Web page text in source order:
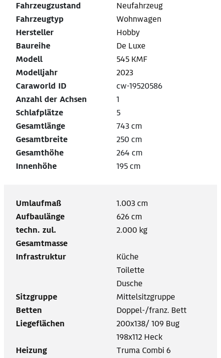
Fahrzeugzustand
Neufahrzeug
Fahrzeugtyp
Wohnwagen
Hersteller
Hobby
Baureihe
De Luxe
Modell
545 KMF
Modelljahr
2023
Caraworld ID
cw-19520586
Anzahl der Achsen
1
Schlafplätze
5
Gesamtlänge
743 cm
Gesamtbreite
250 cm
Gesamthöhe
264 cm
Innenhöhe
195 cm
Umlaufmaß
1.003 cm
Aufbaulänge
626 cm
techn. zul.
Gesamtmasse
2.000 kg
Infrastruktur
Küche
Toilette
Dusche
Sitzgruppe
Mittelsitzgruppe
Betten
Doppel-/franz. Bett
Liegeflächen
200x138/ 109 Bug
198x112 Heck
Heizung
Truma Combi 6